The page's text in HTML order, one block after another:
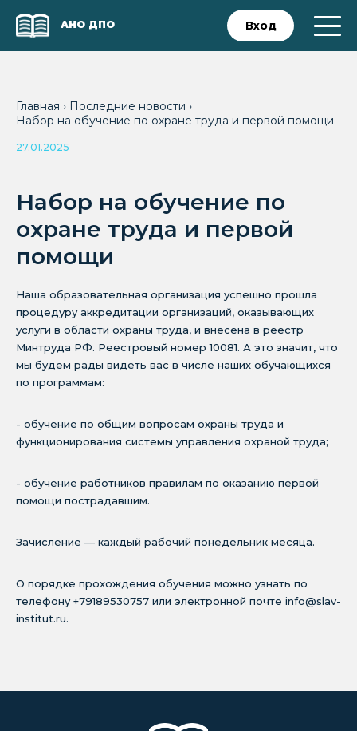
АНО ДПО Вход
Главная › Последние новости ›
Набор на обучение по охране труда и первой помощи
27.01.2025
Набор на обучение по
охране труда и первой
помощи
Наша образовательная организация успешно прошла
процедуру аккредитации организаций, оказывающих
услуги в области охраны труда, и внесена в реестр
Минтруда РФ. Реестровый номер 10081. А это значит, что
мы будем рады видеть вас в числе наших обучающихся
по программам:
- обучение по общим вопросам охраны труда и
функционирования системы управления охраной труда;
- обучение работников правилам по оказанию первой
помощи пострадавшим.
Зачисление — каждый рабочий понедельник месяца.
О порядке прохождения обучения можно узнать по
телефону +79189530757 или электронной почте info@slav-
institut.ru.